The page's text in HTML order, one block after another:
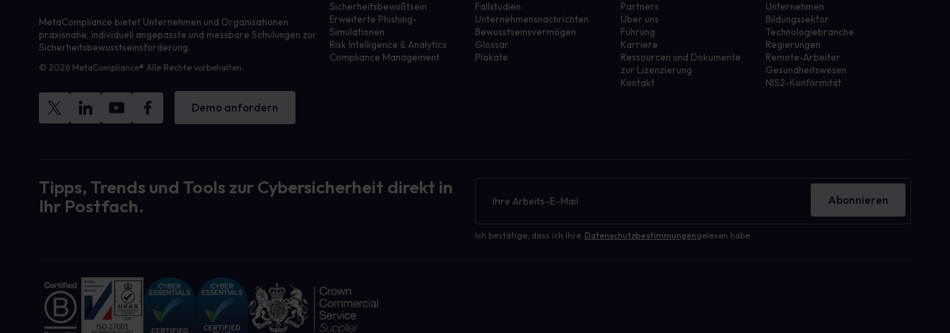
MetaCompliance bietet Unternehmen und Organisationen
praxisnahe, individuell angepasste und messbare Schulungen zur
Sicherheitsbewusstseinsförderung.
© 2026 MetaCompliance® Alle Rechte vorbehalten.
Demo anfordern
Sicherheitsbewußtsein
Erweiterte Phishing-
Simulationen
Risk Intelligence & Analytics
Compliance Management
Fallstudien
Unternehmensnachrichten
Bewusstseinsvermögen
Glossar
Plakate
Partners
Über uns
Führung
Karriere
Ressourcen und Dokumente
zur Lizenzierung
Kontakt
Unternehmen
Bildungssektor
Technologiebranche
Regierungen
Remote-Arbeiter
Gesundheitswesen
NIS2-Konformität
Tipps, Trends und Tools zur Cybersicherheit direkt in
Ihr Postfach.
Ich bestätige, dass ich Ihre Datenschutzbestimmungengelesen habe.
Abonnieren